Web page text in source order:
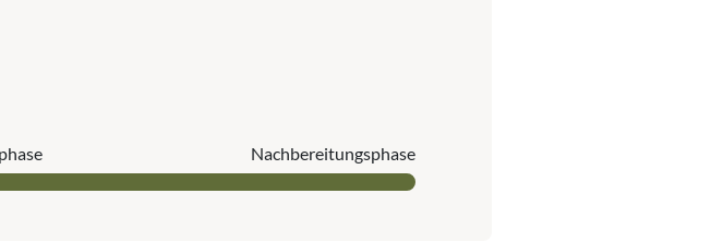
Nach­bereitungs­phase